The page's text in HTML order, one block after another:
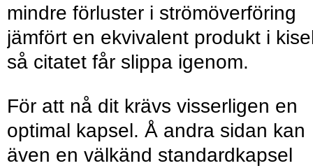
mindre förluster i strömöverföring
jämfört en ekvivalent produkt i
så citatet får slippa igenom.
För att nå dit krävs visserligen en
optimal kapsel. Å andra sidan kan
även en välkänd standardkapsel